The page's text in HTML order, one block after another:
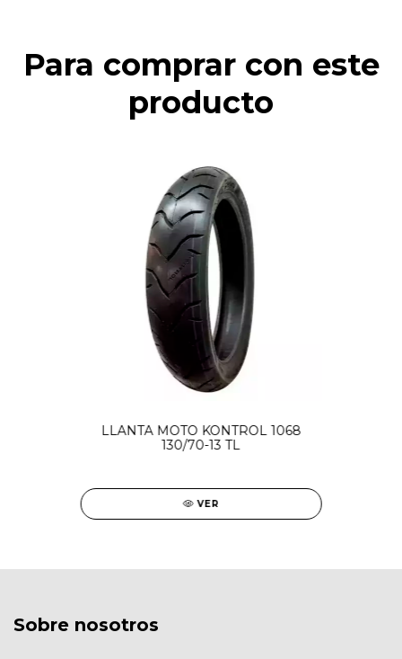
Para comprar con este
producto
LLANTA MOTO KONTROL 1068
130/70-13 TL
VER
Sobre nosotros